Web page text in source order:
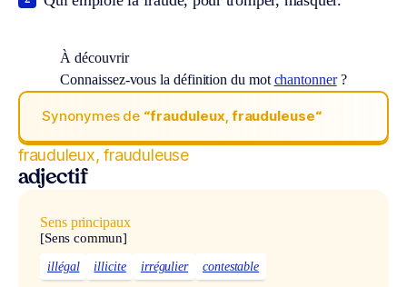
À découvrir
Connaissez-vous la définition du mot chantonner?
Synonymes de “frauduleux, frauduleuse“
frauduleux, frauduleuse
adjectif
Sens principaux
[Sens commun]
illégal illicite irrégulier contestable